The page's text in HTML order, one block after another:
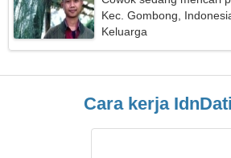
Kec. Gombong,
Keluarga
Cara kerja